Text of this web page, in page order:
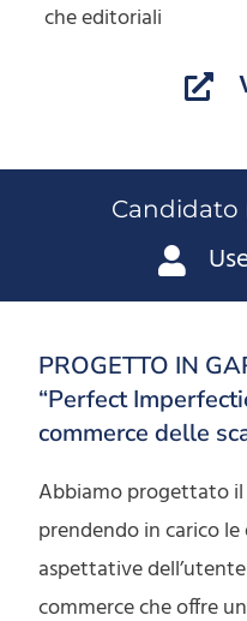
che editoriali
Candidato
PROGETTO IN
“Perfect
commerce delle
Abbiamo progettato
prendendo in carico le
aspettative
commerce che offre